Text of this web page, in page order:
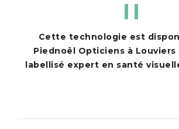
Cette technologie est
Piednoël Opticiens à
labellisé expert en santé